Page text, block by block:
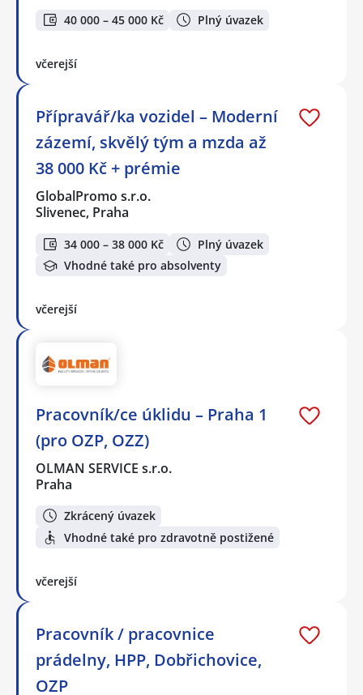
40 000 – 45 000 Kč Plný úvazek
včerejší
Přípravář/ka vozidel – Moderní
zázemí, skvělý tým a mzda až
38 000 Kč + prémie
GlobalPromo s.r.o.
Slivenec, Praha
34 000 – 38 000 Kč
Plný úvazek
Vhodné také pro absolventy
včerejší
Pracovník/ce úklidu – Praha 1
(pro OZP, OZZ)
OLMAN SERVICE s.r.o.
Praha
Zkrácený úvazek
Vhodné také pro zdravotně postižené
včerejší
Pracovník / pracovnice
prádelny, HPP, Dobřichovice,
OZP